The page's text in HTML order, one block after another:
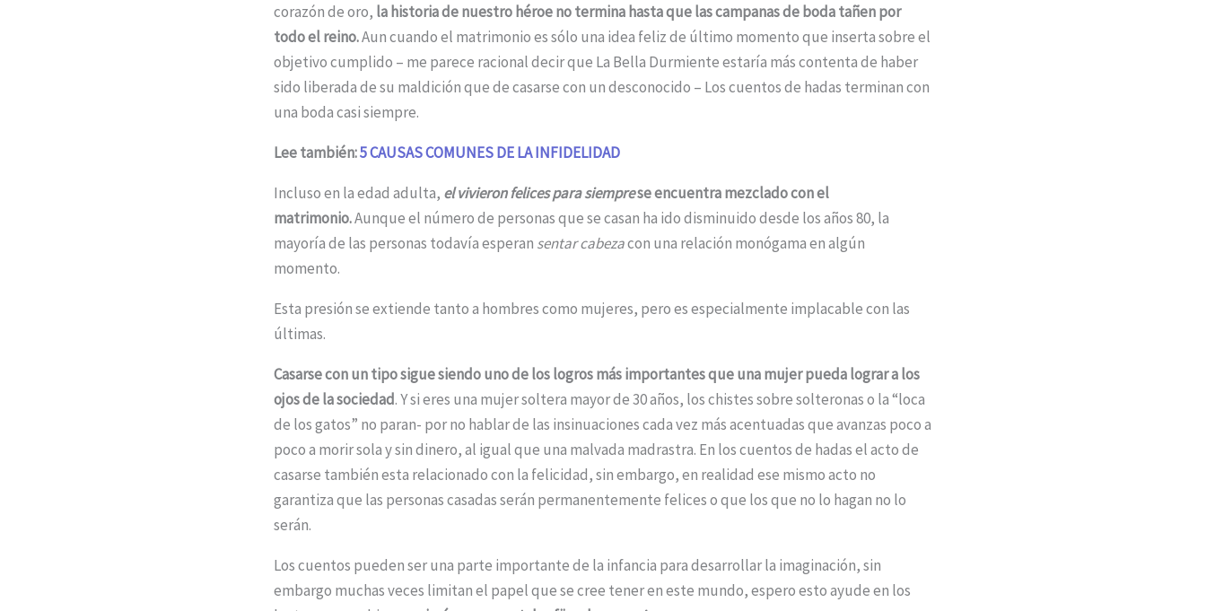
corazón de oro, la historia de nuestro héroe no termina hasta que las campanas de boda tañen por
todo el reino.Aun cuando el matrimonio es sólo una idea feliz de último momento que inserta sobre el
objetivo cumplido – me parece racional decir que La Bella Durmiente estaría más contenta de haber
sido liberada de su maldición que de casarse con un desconocido – Los cuentos de hadas terminan con
una boda casi siempre.
Lee también:5 CAUSAS COMUNES DE LA INFIDELIDAD
Incluso en la edad adulta, el vivieron felices para siemprese encuentra mezclado con el
matrimonio.Aunque el número de personas que se casan ha ido disminuido desde los años 80, la
mayoría de las personas todavía esperan sentar cabezacon una relación monógama en algún
momento.
Esta presión se extiende tanto a hombres como mujeres, pero es especialmente implacable con las
últimas.
Casarse con un tipo sigue siendo uno de los logros más importantes que una mujer pueda lograr a los
ojos de la sociedad. Y si eres una mujer soltera mayor de 30 años, los chistes sobre solteronas o la “loca
de los gatos” no paran- por no hablar de las insinuaciones cada vez más acentuadas que avanzas poco a
poco a morir sola y sin dinero, al igual que una malvada madrastra. En los cuentos de hadas el acto de
casarse también esta relacionado con la felicidad, sin embargo, en realidad ese mismo acto no
garantiza que las personas casadas serán permanentemente felices o que los que no lo hagan no lo
serán.
Los cuentos pueden ser una parte importante de la infancia para desarrollar la imaginación, sin
embargo muchas veces limitan el papel que se cree tener en este mundo, espero esto ayude en los